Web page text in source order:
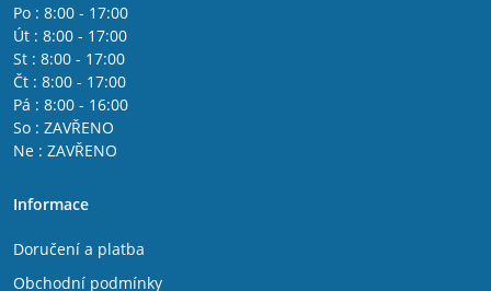
Po : 8:00 - 17:00
Út : 8:00 - 17:00
St : 8:00 - 17:00
Čt : 8:00 - 17:00
Pá : 8:00 - 16:00
So : ZAVŘENO
Ne : ZAVŘENO
Informace
Doručení a platba
Obchodní podmínky